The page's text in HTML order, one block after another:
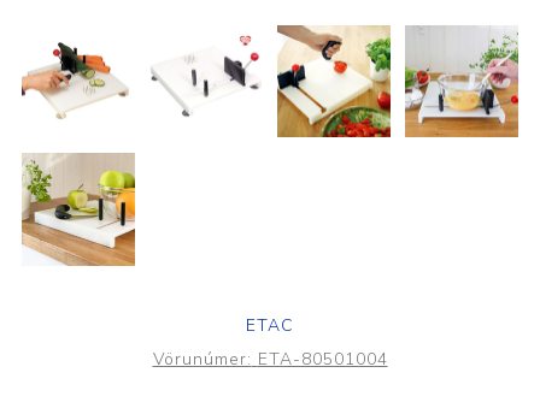
ETAC
Vörunúmer: ETA-80501004